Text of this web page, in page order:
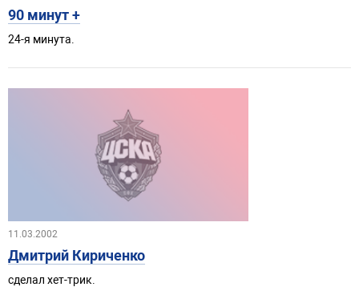
90 минут +
24-я минута.
11.03.2002
Дмитрий Кириченко
сделал хет-трик.